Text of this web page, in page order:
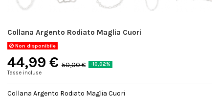
Collana Argento Rodiato Maglia Cuori
Non disponibile
44,99 € 50,00 €
-10,02%
Tasse incluse
Collana Argento Rodiato Maglia Cuori